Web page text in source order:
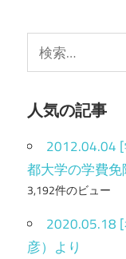
ー
シ
ョ
ン
検
索
人気の記事
2012.04.04
都大学の学費
3,192件のビュー
2020.05.18
彦）より